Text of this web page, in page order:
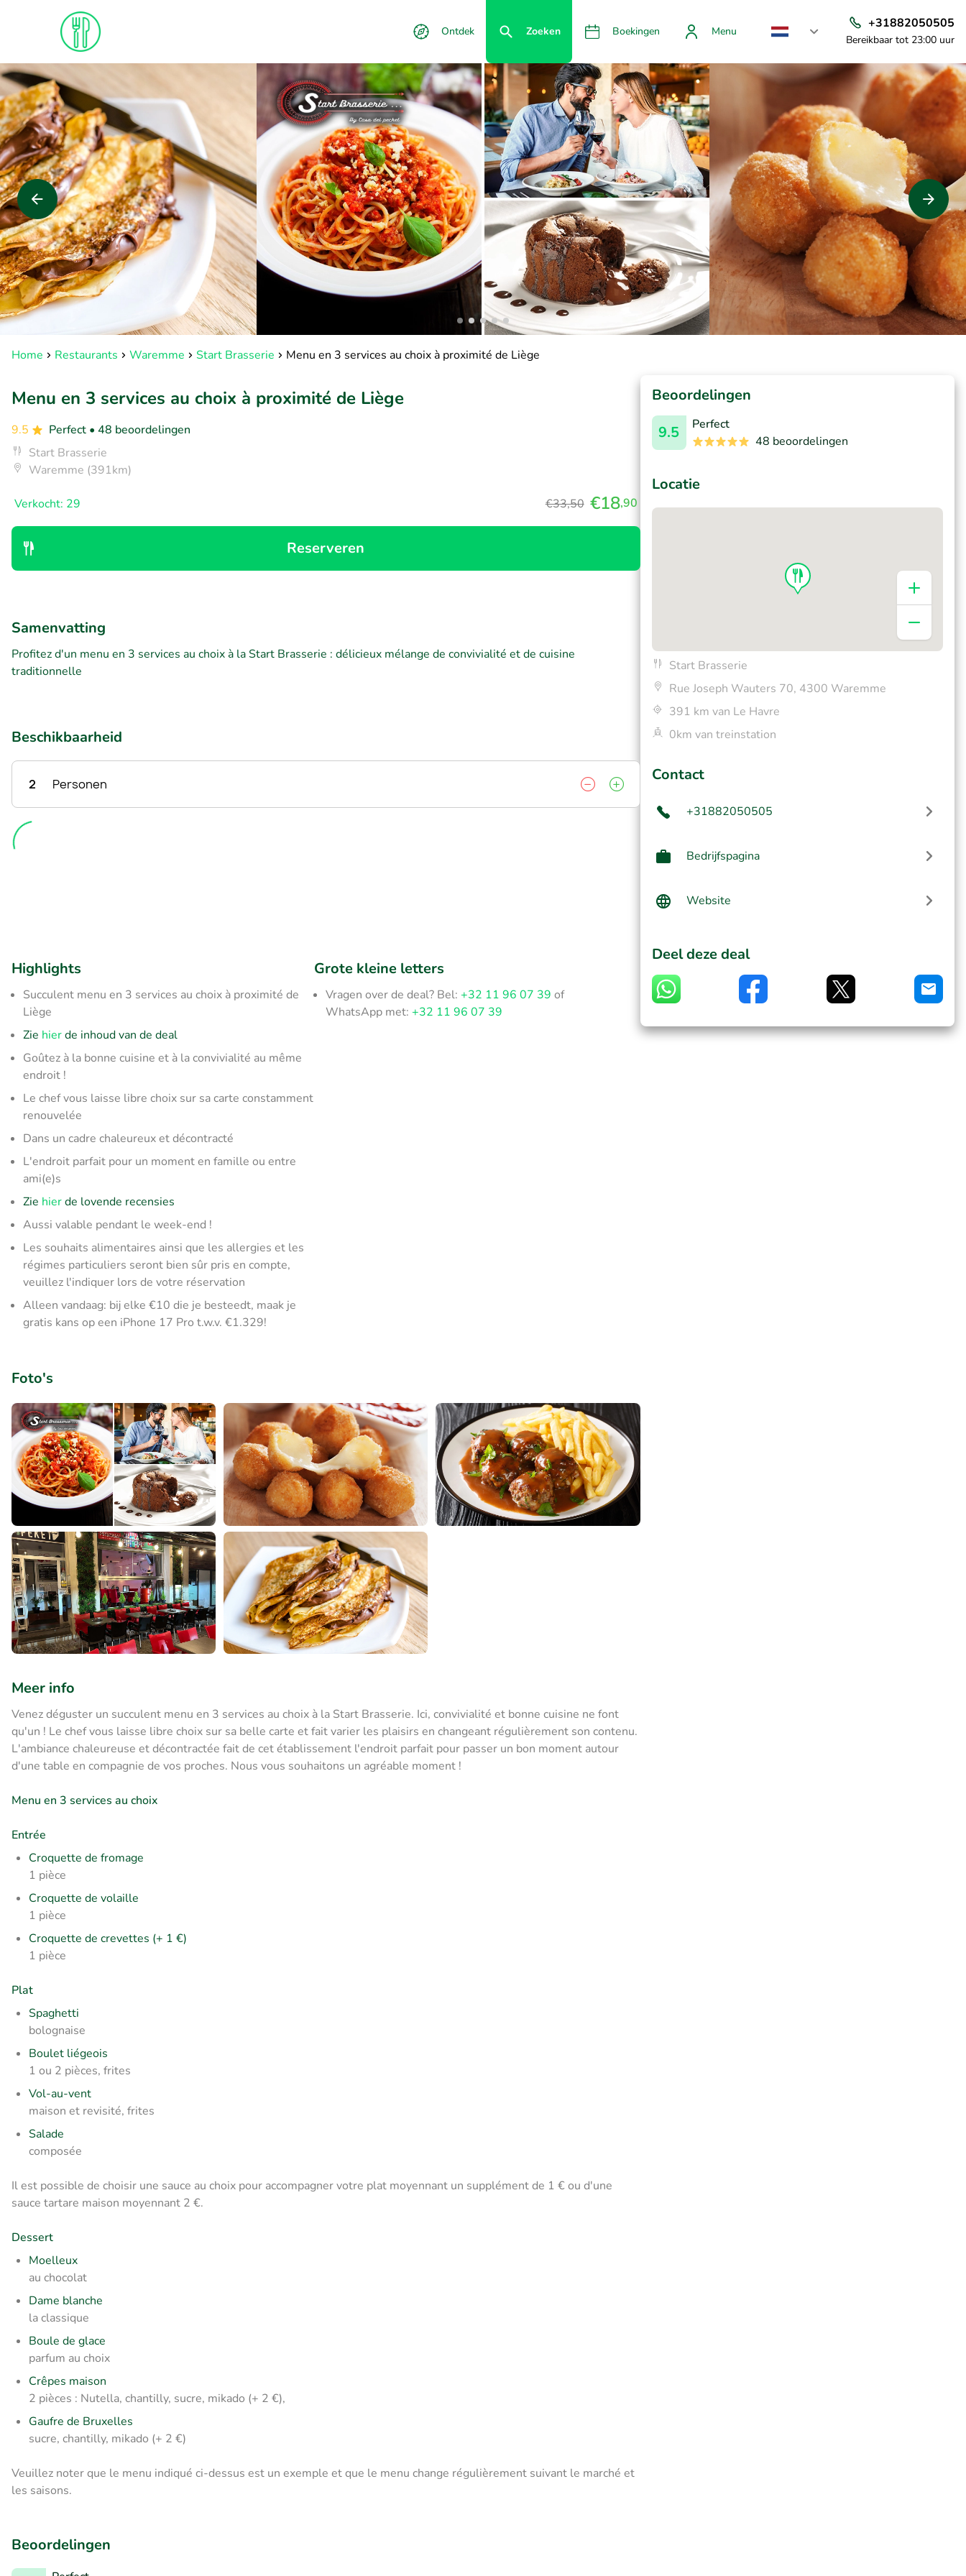
Ontdek Zoeken Boekingen Menu
+31882050505
Bereikbaar tot 23:00 uur
Home Restaurants Waremme Start Brasserie Menu en 3 services au choix à proximité de Liège
Menu en 3 services au choix à proximité de Liège
9.5 Perfect • 48 beoordelingen
Start Brasserie
Waremme (391km)
Verkocht: 29 €33,50 €18,90
Reserveren
Samenvatting
Profitez d'un menu en 3 services au choix à la Start Brasserie : délicieux mélange de convivialité et de cuisine
traditionnelle
Beschikbaarheid
2 Personen
Highlights
Succulent menu en 3 services au choix à proximité de
Liège
Zie hierde inhoud van de deal
Goûtez à la bonne cuisine et à la convivialité au même
endroit !
Le chef vous laisse libre choix sur sa carte constamment
renouvelée
Dans un cadre chaleureux et décontracté
L'endroit parfait pour un moment en famille ou entre
ami(e)s
Zie hierde lovende recensies
Aussi valable pendant le week-end !
Les souhaits alimentaires ainsi que les allergies et les
régimes particuliers seront bien sûr pris en compte,
veuillez l'indiquer lors de votre réservation
Alleen vandaag: bij elke €10 die je besteedt, maak je
gratis kans op een iPhone 17 Pro t.w.v. €1.329!
Grote kleine letters
Vragen over de deal? Bel:+32 11 96 07 39 of
WhatsApp met:+32 11 96 07 39
Foto's
Meer info
Venez déguster un succulent menu en 3 services au choix à la Start Brasserie. Ici, convivialité et bonne cuisine ne font
qu'un ! Le chef vous laisse libre choix sur sa belle carte et fait varier les plaisirs en changeant régulièrement son contenu.
L'ambiance chaleureuse et décontractée fait de cet établissement l'endroit parfait pour passer un bon moment autour
d'une table en compagnie de vos proches. Nous vous souhaitons un agréable moment !
Menu en 3 services au choix
Entrée
Croquette de fromage
1 pièce
Croquette de volaille
1 pièce
Croquette de crevettes (+ 1 €)
1 pièce
Plat
Spaghetti
bolognaise
Boulet liégeois
1 ou 2 pièces, frites
Vol-au-vent
maison et revisité, frites
Salade
composée
Il est possible de choisir une sauce au choix pour accompagner votre plat moyennant un supplément de 1 € ou d'une
sauce tartare maison moyennant 2 €.
Dessert
Moelleux
au chocolat
Dame blanche
la classique
Boule de glace
parfum au choix
Crêpes maison
2 pièces : Nutella, chantilly, sucre, mikado (+ 2 €),
Gaufre de Bruxelles
sucre, chantilly, mikado (+ 2 €)
Veuillez noter que le menu indiqué ci-dessus est un exemple et que le menu change régulièrement suivant le marché et
les saisons.
Beoordelingen
Beoordelingen
9.5
Perfect
48 beoordelingen
Locatie
Start Brasserie
Rue Joseph Wauters 70, 4300 Waremme
391 km van Le Havre
0km van treinstation
Contact
+31882050505
Bedrijfspagina
Website
Deel deze deal